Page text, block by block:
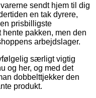
sendt hjem til dig
en tak dyrere,
prisbilligste
pakken, men den
arbejdslager.
særligt vigtig
og her, og med det
dobbelttjekker den
produkt.